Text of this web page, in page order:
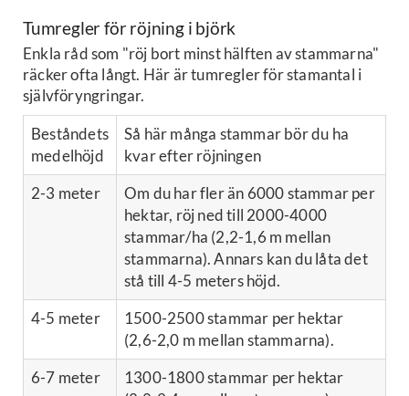
Tumregler för röjning i björk
Enkla råd som "röj bort minst hälften av stammarna"
räcker ofta långt. Här är tumregler för stamantal i
självföryngringar.
Beståndets
medelhöjd
Så här många stammar bör du ha
kvar efter röjningen
2-3 meter
Om du har fler än 6000 stammar per
hektar, röj ned till 2000-4000
stammar/ha (2,2-1,6 m mellan
stammarna). Annars kan du låta det
stå till 4-5 meters höjd.
4-5 meter
1500-2500 stammar per hektar
(2,6-2,0 m mellan stammarna).
6-7 meter
1300-1800 stammar per hektar